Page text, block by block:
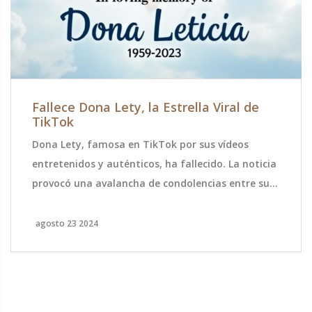
Fallece Dona Lety, la Estrella Viral de
TikTok
Dona Lety, famosa en TikTok por sus vídeos
entretenidos y auténticos, ha fallecido. La noticia
provocó una avalancha de condolencias entre sus
rápida ascensión a la fama, sus vídeos mostraban
agosto 23 2024